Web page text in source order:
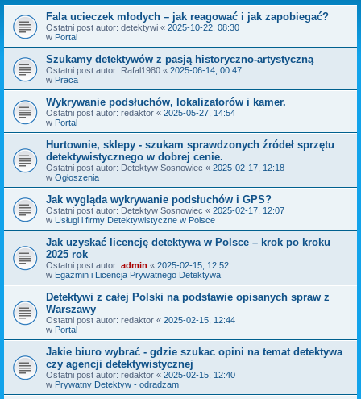
Fala ucieczek młodych – jak reagować i jak zapobiegać?
Ostatni post autor: detektywi « 2025-10-22, 08:30
w Portal
Szukamy detektywów z pasją historyczno-artystyczną
Ostatni post autor: Rafal1980 « 2025-06-14, 00:47
w Praca
Wykrywanie podsłuchów, lokalizatorów i kamer.
Ostatni post autor: redaktor « 2025-05-27, 14:54
w Portal
Hurtownie, sklepy - szukam sprawdzonych źródeł sprzętu
detektywistycznego w dobrej cenie.
Ostatni post autor: Detektyw Sosnowiec « 2025-02-17, 12:18
w Ogłoszenia
Jak wygląda wykrywanie podsłuchów i GPS?
Ostatni post autor: Detektyw Sosnowiec « 2025-02-17, 12:07
w Usługi i firmy Detektywistyczne w Polsce
Jak uzyskać licencję detektywa w Polsce – krok po kroku
2025 rok
Ostatni post autor: admin « 2025-02-15, 12:52
w Egazmin i Licencja Prywatnego Detektywa
Detektywi z całej Polski na podstawie opisanych spraw z
Warszawy
Ostatni post autor: redaktor « 2025-02-15, 12:44
w Portal
Jakie biuro wybrać - gdzie szukac opini na temat detektywa
czy agencji detektywistycznej
Ostatni post autor: redaktor « 2025-02-15, 12:40
w Prywatny Detektyw - odradzam